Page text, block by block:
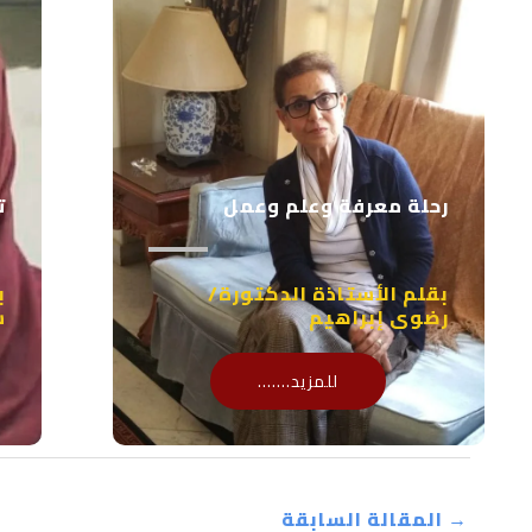
رحلة معرفة وعلم وعمل
بقلم الأستاذة الدكتورة/
رضوى إبراهيم
للمزيد.......
→ المقالة السابقة